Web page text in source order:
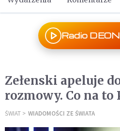
Radio
Zełenski apeluje
rozmowy. Co na to
ŚWIAT WIADOMOŚCI ZE ŚWIATA